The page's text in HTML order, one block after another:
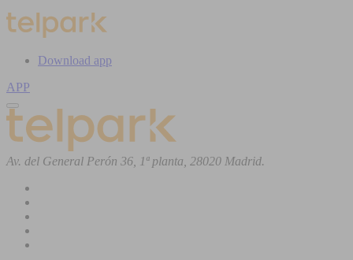
Download app
APP
Av. del General Perón 36, 1ª planta, 28020 Madrid.